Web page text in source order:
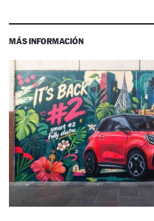
MÁS INFORMACIÓN